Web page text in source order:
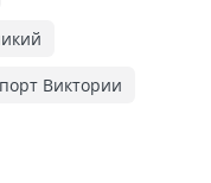
Виктории